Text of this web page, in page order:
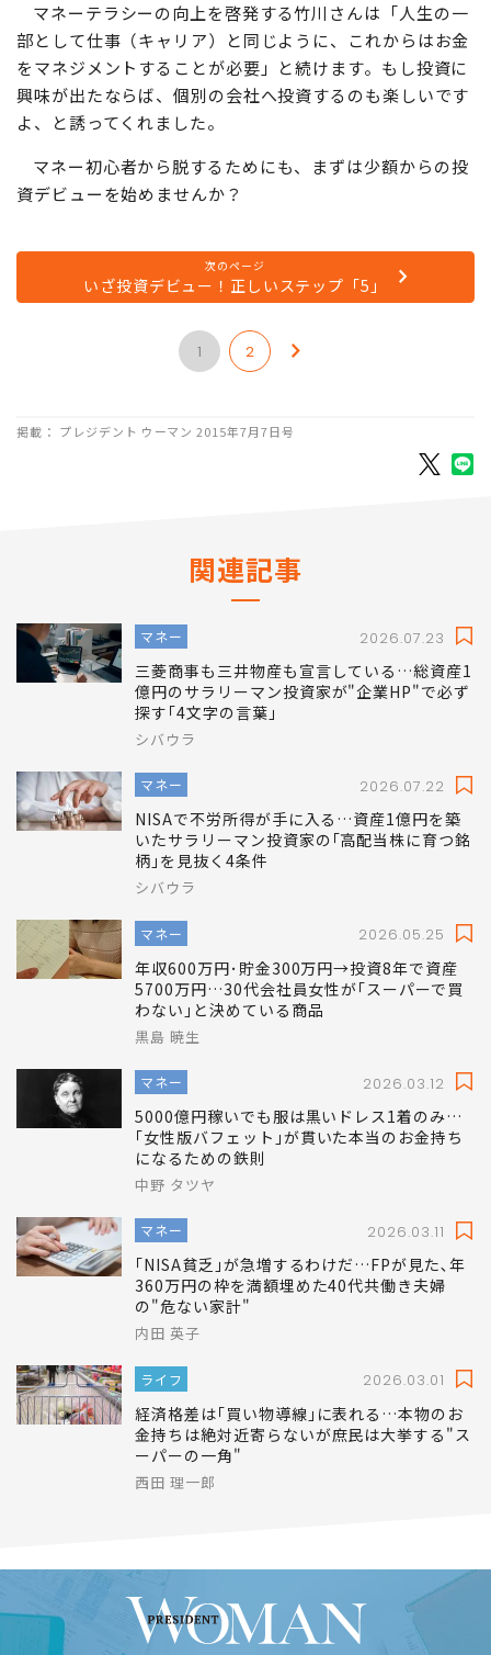
マネーテラシーの向上を啓発する竹川さんは「人生の一
部として仕事（キャリア）と同じように、これからはお金
をマネジメントすることが必要」と続けます。もし投資に
興味が出たならば、個別の会社へ投資するのも楽しいです
よ、と誘ってくれました。
マネー初心者から脱するためにも、まずは少額からの投
資デビューを始めませんか？
次のページ
いざ投資デビュー！正しいステップ「5」
1 2
掲載： プレジデント ウーマン 2015年7月7日号
関連記事
マネー 2026.07.23
三菱商事も三井物産も宣言している…総資産1
億円のサラリーマン投資家が"企業HP"で必ず
探す｢4文字の言葉｣
シバウラ
マネー 2026.07.22
NISAで不労所得が手に入る…資産1億円を築
いたサラリーマン投資家の｢高配当株に育つ銘
柄｣を見抜く4条件
シバウラ
マネー 2026.05.25
年収600万円･貯金300万円→投資8年で資産
5700万円…30代会社員女性が｢スーパーで買
わない｣と決めている商品
黒島 暁生
マネー 2026.03.12
5000億円稼いでも服は黒いドレス1着のみ…
｢女性版バフェット｣が貫いた本当のお金持ち
になるための鉄則
中野 タツヤ
マネー 2026.03.11
｢NISA貧乏｣が急増するわけだ…FPが見た､年
360万円の枠を満額埋めた40代共働き夫婦
の"危ない家計"
内田 英子
ライフ 2026.03.01
経済格差は｢買い物導線｣に表れる…本物のお
金持ちは絶対近寄らないが庶民は大挙する"ス
ーパーの一角"
西田 理一郎